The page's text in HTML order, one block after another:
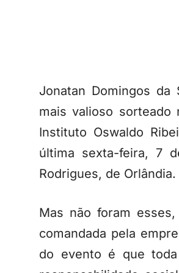
Jonatan Domingos da
mais valioso sorteado
Instituto Oswaldo
última sexta-feira, 7
Rodrigues, de Orlândia.
Mas não foram
comandada pela
do evento é que